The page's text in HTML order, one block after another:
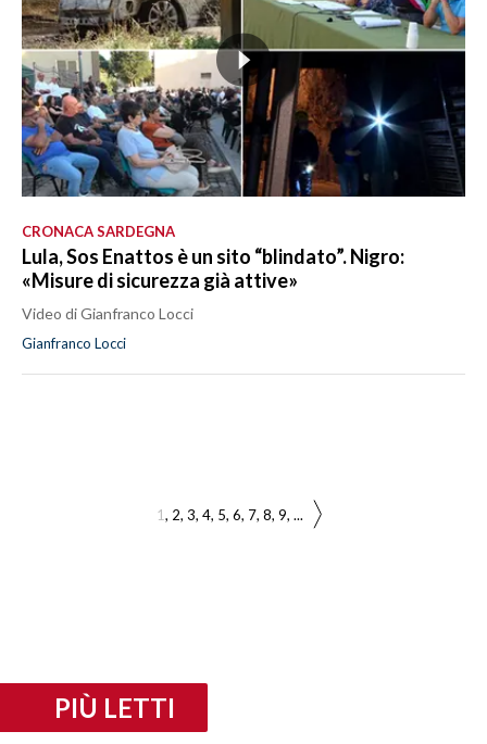
CRONACA SARDEGNA
Lula, Sos Enattos è un sito “blindato”. Nigro:
«Misure di sicurezza già attive»
Video di Gianfranco Locci
Gianfranco Locci
1 2 3 4 5 6 7 8 9 ...
PIÙ LETTI